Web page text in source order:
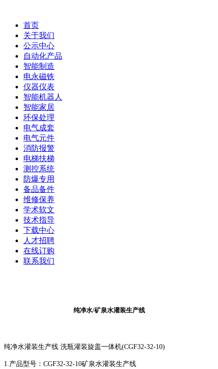
首页
关于我们
公示中心
自动化产品
智能制造
电永磁铁
仪器仪表
智能机器人
智能家居
环保处理
电气成套
电气元件
消防报警
电梯扶梯
测控系统
防爆专用
备品备件
维修保养
学术软文
技术指导
下载中心
人才招聘
在线订购
联系我们
纯净水/矿泉水灌装生产线
纯净水灌装生产线 洗瓶灌装旋盖一体机(CGF32-32-10)
1.产品型号：CGF32-32-10矿泉水灌装生产线